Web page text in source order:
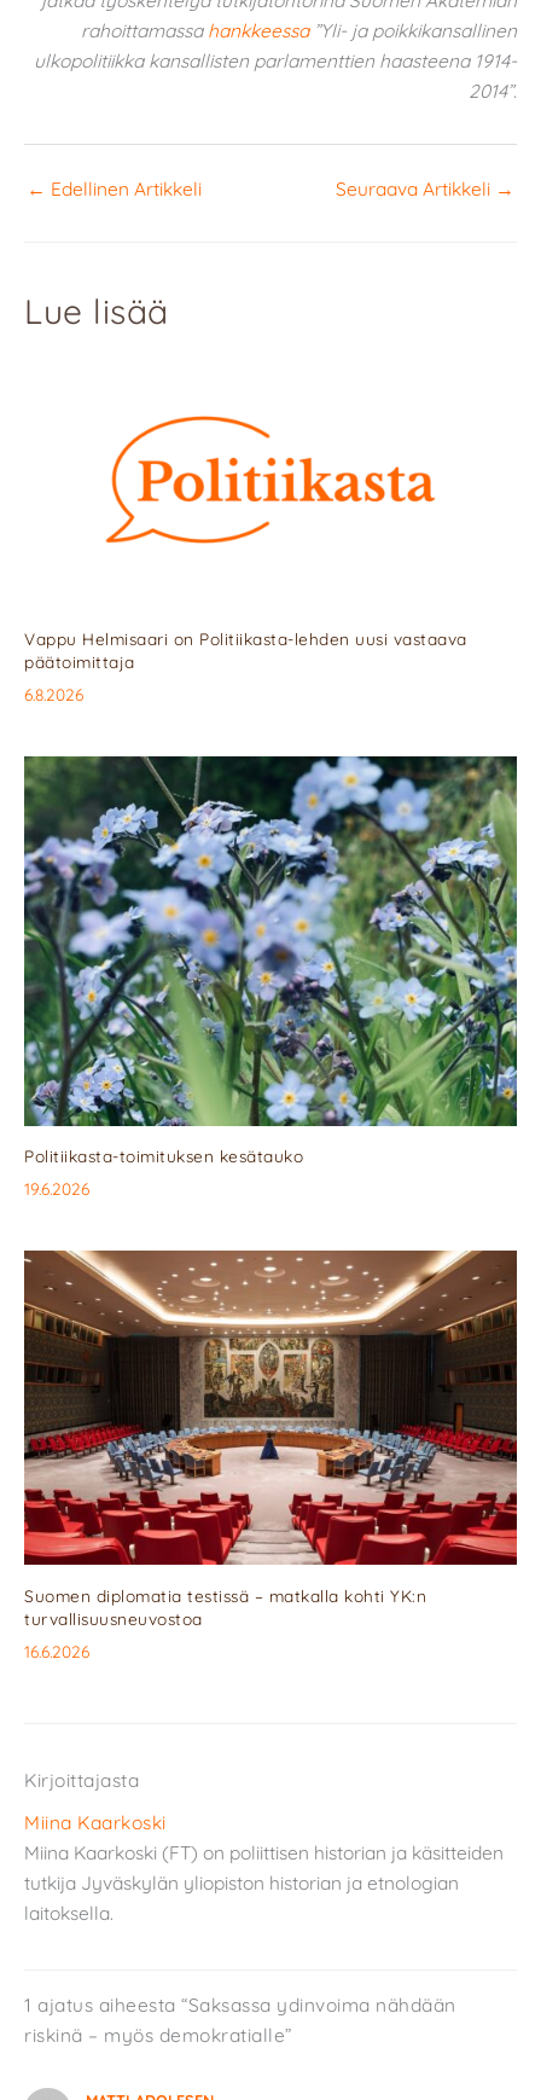
rahoittamassa hankkeessa ”Yli- ja poikkikansallinen
ulkopolitiikka kansallisten parlamenttien haasteena 1914-
2014”.
← Edellinen Artikkeli Seuraava Artikkeli →
Lue lisää
Vappu Helmisaari on Politiikasta-lehden uusi vastaava
päätoimittaja
6.8.2026
Politiikasta-toimituksen kesätauko
19.6.2026
Suomen diplomatia testissä – matkalla kohti YK:n
turvallisuusneuvostoa
16.6.2026
Kirjoittajasta
Miina Kaarkoski
Miina Kaarkoski (FT) on poliittisen historian ja käsitteiden
tutkija Jyväskylän yliopiston historian ja etnologian
laitoksella.
1 ajatus aiheesta “Saksassa ydinvoima nähdään
riskinä – myös demokratialle”